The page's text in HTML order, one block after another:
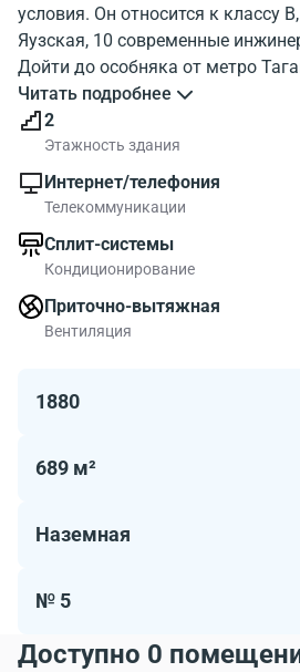
условия. Он относится к классу
Яузская, 10 современные
Дойти до особняка от метро
достаточно быстро. Этажность
Можно воспользоваться
особняка Yauzkaya 10. На карте
месторасположение строения.
районе с современной
вариант для средней по размеру
Читать подробнее
2
Этажность здания
Интернет/телефония
Телекоммуникации
Сплит-системы
Кондиционирование
Приточно-вытяжная
Вентиляция
1880
689 м²
Наземная
№ 5
Доступно 0